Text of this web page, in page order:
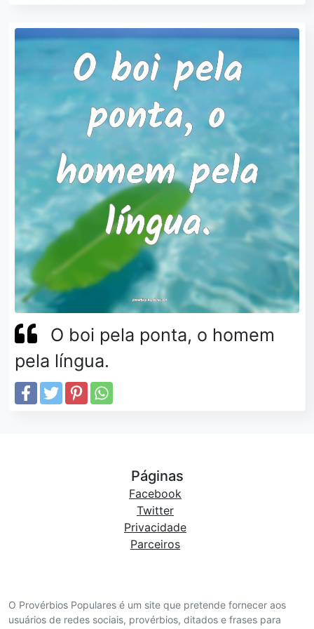
O boi pela ponta, o homem
pela língua.
O Provérbios Populares é um site que pretende fornecer aos
usuários de redes sociais, provérbios, ditados e frases para
Páginas
Facebook
Twitter
Privacidade
Parceiros